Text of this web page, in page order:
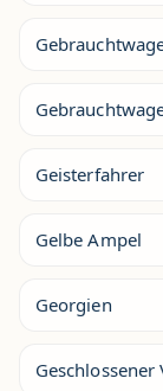
Geisterfahrer
Gelbe Ampel
Georgien
Geschlossener